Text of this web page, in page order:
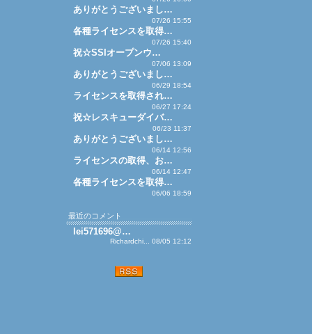
ありがとうございまし…
07/26 15:55
各種ライセンスを取得…
07/26 15:40
祝☆SSIオープンウ…
07/06 13:09
ありがとうございまし…
06/29 18:54
ライセンスを取得され…
06/27 17:24
祝☆レスキューダイバ…
06/23 11:37
ありがとうございまし…
06/14 12:56
ライセンスの取得、お…
06/14 12:47
各種ライセンスを取得…
06/06 18:59
最近のコメント
lei571696@…
Richardchi... 08/05 12:12